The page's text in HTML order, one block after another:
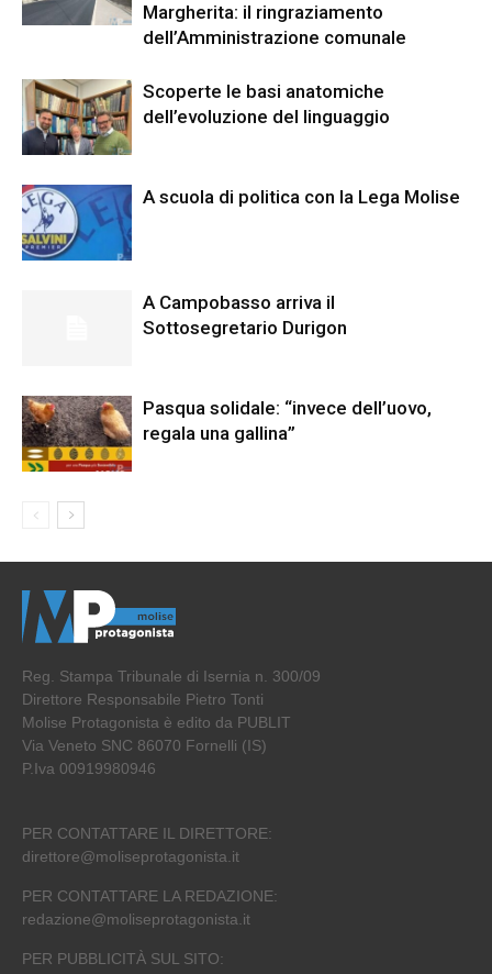
Margherita: il ringraziamento
dell’Amministrazione comunale
Scoperte le basi anatomiche
dell’evoluzione del linguaggio
A scuola di politica con la Lega Molise
A Campobasso arriva il
Sottosegretario Durigon
Pasqua solidale: “invece dell’uovo,
regala una gallina”
Reg. Stampa Tribunale di Isernia n. 300/09
Direttore Responsabile Pietro Tonti
Molise Protagonista è edito da PUBLIT
Via Veneto SNC 86070 Fornelli (IS)
P.Iva 00919980946
PER CONTATTARE IL DIRETTORE:
direttore@moliseprotagonista.it
PER CONTATTARE LA REDAZIONE:
redazione@moliseprotagonista.it
PER PUBBLICITÀ SUL SITO: